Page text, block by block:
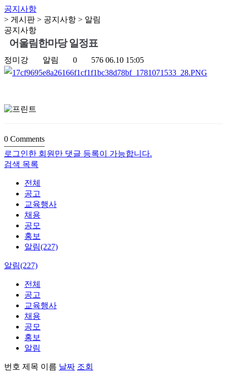
공지사항
> 게시판 > 공지사항 > 알림
공지사항
어울림한마당 일정표
정미강 알림 0 576 06.10 15:05
0 Comments
로그인한 회원만 댓글 등록이 가능합니다.
검색 목록
전체
공고
교육행사
채용
공모
홍보
알림(227)
알림(227)
전체
공고
교육행사
채용
공모
홍보
알림
번호 제목 이름 날짜 조회